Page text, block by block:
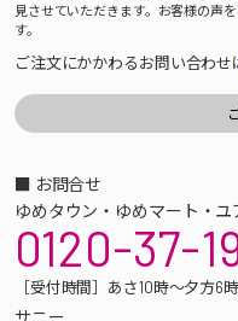
見させていただきます。お客様の声
す。
ご注文にかかわるお問い合わせ
■ お問合せ
ゆめタウン・ゆめマート・ユ
0120-37-
［受付時間］あさ10時～夕方6時
サニー